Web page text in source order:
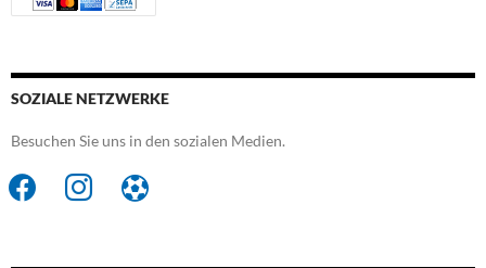
SOZIALE NETZWERKE
Besuchen Sie uns in den sozialen Medien.
facebook
instagram futbol-